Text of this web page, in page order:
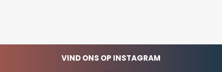
VIND ONS OP INSTAGRAM